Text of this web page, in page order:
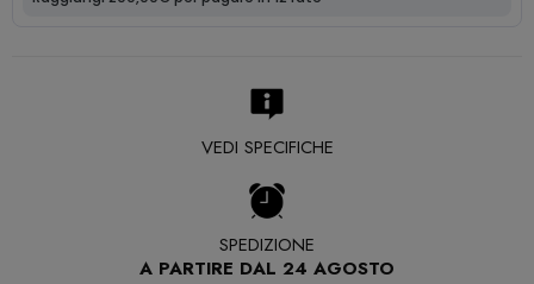
VEDI SPECIFICHE
SPEDIZIONE
A PARTIRE DAL 24 AGOSTO